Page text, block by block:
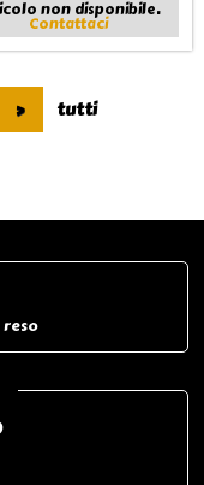
non disponibile.
Contattaci
> tutti
reso